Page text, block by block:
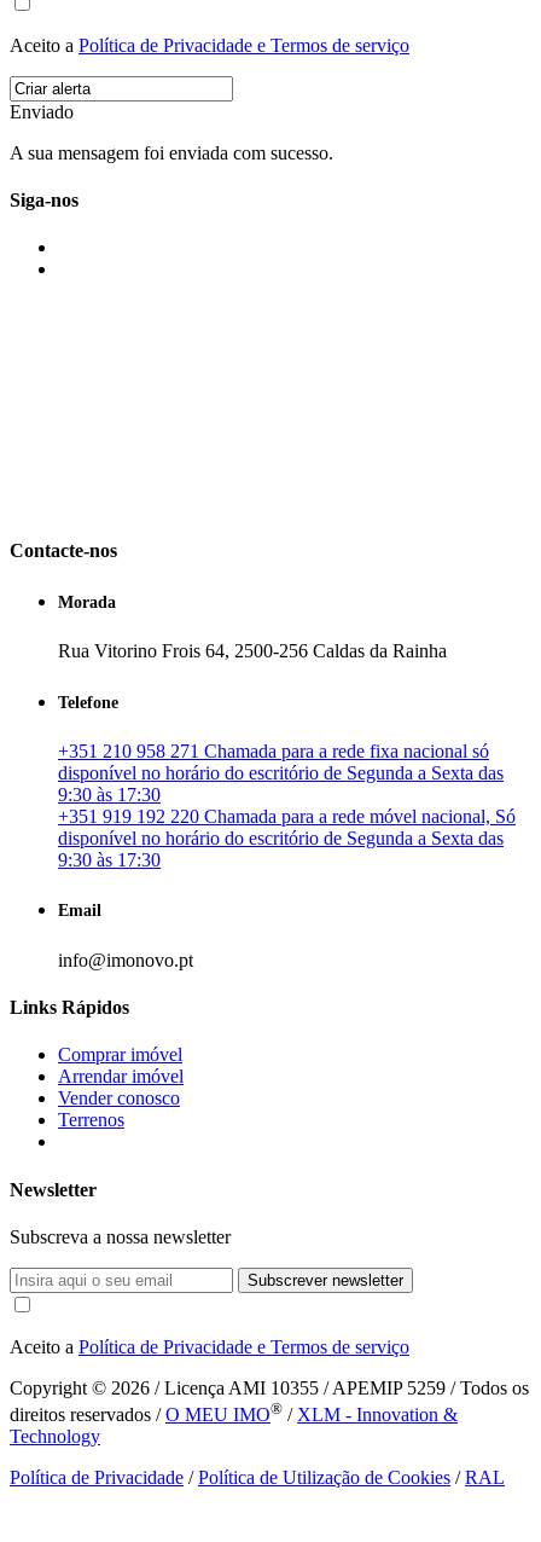
Aceito a Política de Privacidade e Termos de serviço
Enviado
A sua mensagem foi enviada com sucesso.
Siga-nos
Contacte-nos
Morada
Rua Vitorino Frois 64, 2500-256 Caldas da Rainha
Telefone
+351 210 958 271 Chamada para a rede fixa nacional só
disponível no horário do escritório de Segunda a Sexta das
9:30 às 17:30
+351 919 192 220 Chamada para a rede móvel nacional, Só
disponível no horário do escritório de Segunda a Sexta das
9:30 às 17:30
Email
info@imonovo.pt
Links Rápidos
Comprar imóvel
Arrendar imóvel
Vender conosco
Terrenos
Newsletter
Subscreva a nossa newsletter
Subscrever newsletter
Aceito a Política de Privacidade e Termos de serviço
Copyright © 2026 / Licença AMI 10355 / APEMIP 5259 / Todos os
direitos reservados /O MEU IMO® / XLM - Innovation &
Technology
Política de Privacidade /Política de Utilização de Cookies /RAL